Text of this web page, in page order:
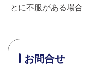
とに不服がある場合
お問合せ